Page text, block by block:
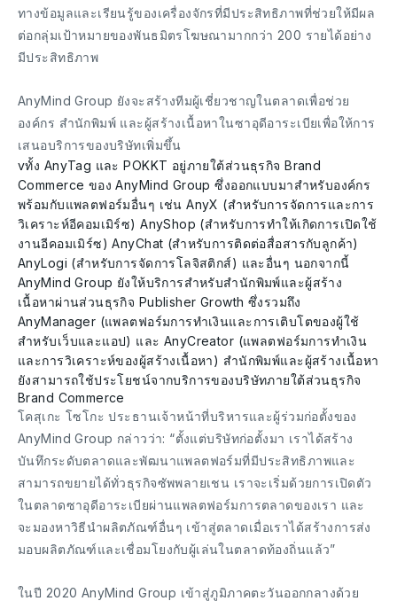
ทางข้อมูลและเรียนรู้ของเครื่องจักรที่มีประสิทธิภาพที่ช่วยให้มีผล
ต่อกลุ่มเป้าหมายของพันธมิตรโฆษณามากกว่า 200 รายได้อย่าง
มีประสิทธิภาพ
AnyMind Group ยังจะสร้างทีมผู้เชี่ยวชาญในตลาดเพื่อช่วย
องค์กร สำนักพิมพ์ และผู้สร้างเนื้อหาในซาอุดีอาระเบียเพื่อให้การ
เสนอบริการของบริษัทเพิ่มขึ้น
vทั้ง AnyTag และ POKKT อยู่ภายใต้ส่วนธุรกิจ Brand
Commerce ของ AnyMind Group ซึ่งออกแบบมาสำหรับองค์กร
พร้อมกับแพลตฟอร์มอื่นๆ เช่น AnyX (สำหรับการจัดการและการ
วิเคราะห์อีคอมเมิร์ซ) AnyShop (สำหรับการทำให้เกิดการเปิดใช้
งานอีคอมเมิร์ซ) AnyChat (สำหรับการติดต่อสื่อสารกับลูกค้า)
AnyLogi (สำหรับการจัดการโลจิสติกส์) และอื่นๆ นอกจากนี้
AnyMind Group ยังให้บริการสำหรับสำนักพิมพ์และผู้สร้าง
เนื้อหาผ่านส่วนธุรกิจ Publisher Growth ซึ่งรวมถึง
AnyManager (แพลตฟอร์มการทำเงินและการเติบโตของผู้ใช้
สำหรับเว็บและแอป) และ AnyCreator (แพลตฟอร์มการทำเงิน
และการวิเคราะห์ของผู้สร้างเนื้อหา) สำนักพิมพ์และผู้สร้างเนื้อหา
ยังสามารถใช้ประโยชน์จากบริการของบริษัทภายใต้ส่วนธุรกิจ
Brand Commerce
โคสุเกะ โซโกะ ประธานเจ้าหน้าที่บริหารและผู้ร่วมก่อตั้งของ
AnyMind Group กล่าวว่า: “ตั้งแต่บริษัทก่อตั้งมา เราได้สร้าง
บันทึกระดับตลาดและพัฒนาแพลตฟอร์มที่มีประสิทธิภาพและ
สามารถขยายได้ทั่วธุรกิจซัพพลายเชน เราจะเริ่มด้วยการเปิดตัว
ในตลาดซาอุดีอาระเบียผ่านแพลตฟอร์มการตลาดของเรา และ
จะมองหาวิธีนำผลิตภัณฑ์อื่นๆ เข้าสู่ตลาดเมื่อเราได้สร้างการส่ง
มอบผลิตภัณฑ์และเชื่อมโยงกับผู้เล่นในตลาดท้องถิ่นแล้ว”
ในปี 2020 AnyMind Group เข้าสู่ภูมิภาคตะวันออกกลางด้วย